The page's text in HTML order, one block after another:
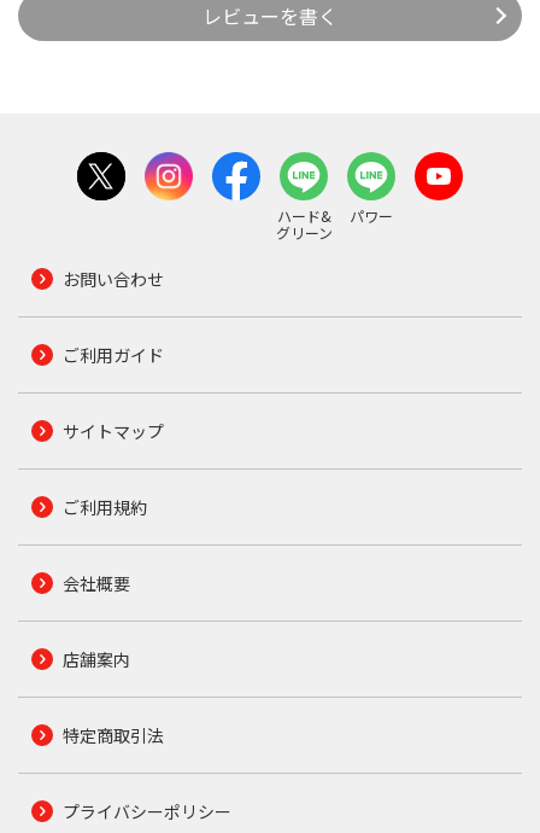
レビューを書く
ハード&
グリーン
パワー
お問い合わせ
ご利用ガイド
サイトマップ
ご利用規約
会社概要
店舗案内
特定商取引法
プライバシーポリシー